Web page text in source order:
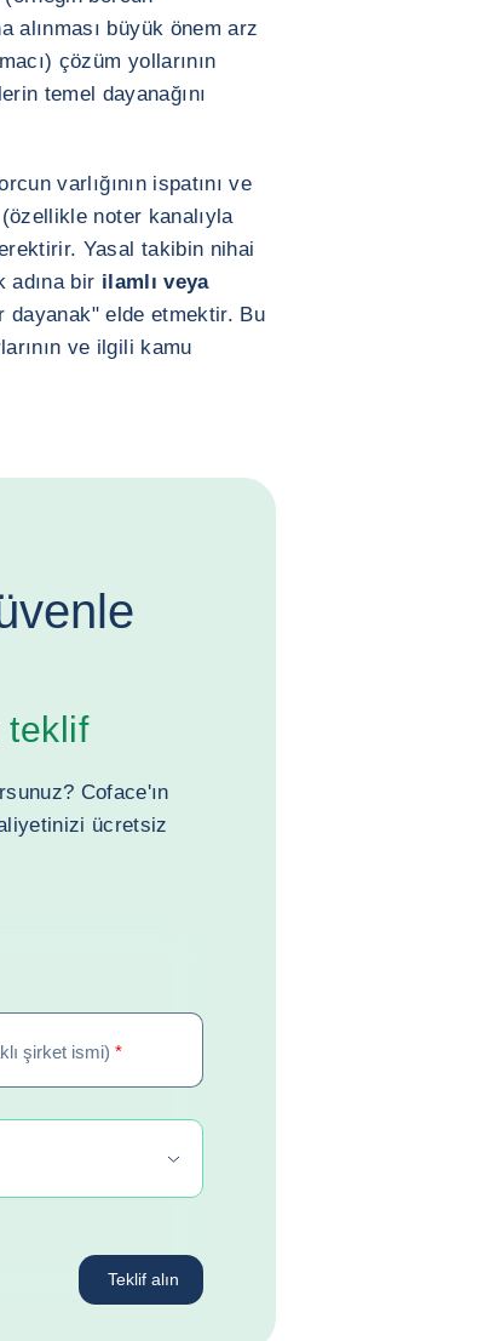
alınması büyük önem arz
çözüm yollarının
temel dayanağını
varlığının ispatını ve
noter kanalıyla
Yasal takibin nihai
adına bir ilamlı veya
elde etmektir. Bu
ve ilgili kamu
teklif
Coface'ın
ücretsiz
şirket ismi)*
Teklif alın